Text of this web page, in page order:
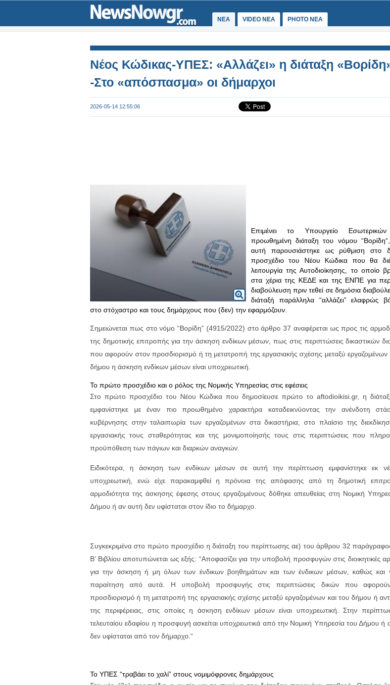
ΝΕΑ VIDEO NEA PHOTO NEA
Νέος Κώδικας-ΥΠΕΣ: «Αλλάζει» η διάταξη
-Στο «απόσπασμα» οι δήμαρχοι
2026-05-14 12:55:06
Επιμένει το Υπουργείο
προωθημένη διάταξη του νόμου
αυτή παρουσιάστηκε ως ρύθμιση στο
προσχέδιο του Νέου Κώδικα που θα
λειτουργία της Αυτοδιοίκησης, το οποίο
στα χέρια της ΚΕΔΕ και της ΕΝΠΕ για
διαβούλευση πριν τεθεί σε δημόσια
διάταξή παράλληλα “αλλάζει” ελαφρώς
στο στόχαστρο και τους δημάρχους που (δεν) την εφαρμόζουν.
Σημειώνεται πως στο νόμο “Βορίδη” (4915/2022) στο άρθρο 37 αναφέρεται ως προς τις
της δημοτικής επιτροπής για την άσκηση ενδίκων μέσων, πως στις περιπτώσεις δικαστικών
που αφορούν στον προσδιορισμό ή τη μετατροπή της εργασιακής σχέσης μεταξύ εργαζομένων
δήμου η άσκηση ενδίκων μέσων είναι υποχρεωτική.
Το πρώτο προσχέδιο και ο ρόλος της Νομικής Υπηρεσίας στις εφέσεις
Στο πρώτο προσχέδιο του Νέου Κώδικα που δημοσίευσε πρώτο το aftodioikisi.gr, η
εμφανίστηκε με έναν πιο προωθημένο χαρακτήρα καταδεικνύοντας την ανένδοτη
κυβέρνησης στην ταλαιπωρία των εργαζομένων στα δικαστήρια, στο πλαίσιο της
εργασιακής τους σταθερότητας και της μονιμοποίησής τους στις περιπτώσεις που
προϋπόθεση των πάγιων και διαρκών αναγκών.
Ειδικότερα, η άσκηση των ενδίκων μέσων σε αυτή την περίπτωση εμφανίστηκε εκ
υποχρεωτική, ενώ είχε παρακαμφθεί η πρόνοια της απόφασης από τη δημοτική
αρμοδιότητα της άσκησης έφεσης στους εργαζομένους δόθηκε απευθείας στη Νομική
Δήμου ή αν αυτή δεν υφίσταται στον ίδιο το δήμαρχο.
Συγκεκριμένα στο πρώτο προσχέδιο η διάταξη του περίπτωσης αε) του άρθρου 32
Β’ Βιβλίου αποτυπώνεται ως εξής: “Αποφασίζει για την υποβολή προσφυγών στις διοικητικές
για την άσκηση ή μη όλων των ένδικων βοηθημάτων και των ένδικων μέσων, καθώς και
παραίτηση από αυτά. Η υποβολή προσφυγής στις περιπτώσεις δικών που
προσδιορισμό ή τη μετατροπή της εργασιακής σχέσης μεταξύ εργαζομένων και του δήμου ή
της περιφέρειας, στις οποίες η άσκηση ενδίκων μέσων είναι υποχρεωτική. Στην
τελευταίου εδαφίου η προσφυγή ασκείται υποχρεωτικά από την Νομική Υπηρεσία του Δήμου ή
δεν υφίσταται από τον δήμαρχο.“
Το ΥΠΕΣ “τραβάει το χαλί” στους νομιμόφρονες δημάρχους